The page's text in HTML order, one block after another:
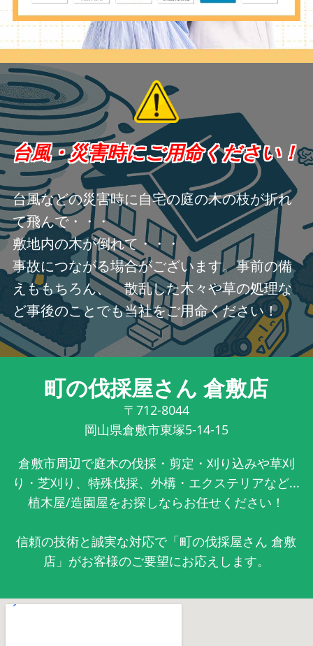
台風・災害時にご用命ください！
台風などの災害時に自宅の庭の木の枝が折れ
て飛んで・・・
敷地内の木が倒れて・・・
事故につながる場合がございます。事前の備
えももちろん、 散乱した木々や草の処理な
ど事後のことでも当社をご用命ください！
町の伐採屋さん 倉敷店
〒712-8044
岡山県倉敷市東塚5-14-15
倉敷市周辺で庭木の伐採・剪定・刈り込みや草刈
り・芝刈り、特殊伐採、外構・エクステリアなど...
植木屋/造園屋をお探しならお任せください！
信頼の技術と誠実な対応で「町の伐採屋さん 倉敷
店」がお客様のご要望にお応えします。